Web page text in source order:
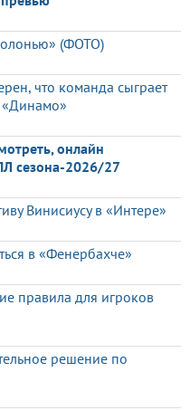
(ФОТО)
что команда сыграет
«Динамо»
онлайн
сезона-2026/27
Винисиусу в «Интере»
в «Фенербахче»
правила для игроков
решение по